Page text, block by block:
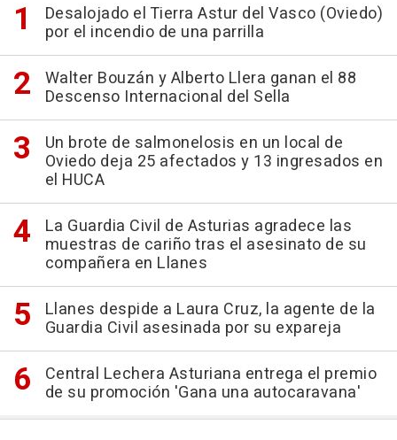
Desalojado el Tierra Astur del Vasco (Oviedo)
por el incendio de una parrilla
Walter Bouzán y Alberto Llera ganan el 88
Descenso Internacional del Sella
Un brote de salmonelosis en un local de
Oviedo deja 25 afectados y 13 ingresados en
el HUCA
La Guardia Civil de Asturias agradece las
muestras de cariño tras el asesinato de su
compañera en Llanes
Llanes despide a Laura Cruz, la agente de la
Guardia Civil asesinada por su expareja
Central Lechera Asturiana entrega el premio
de su promoción 'Gana una autocaravana'